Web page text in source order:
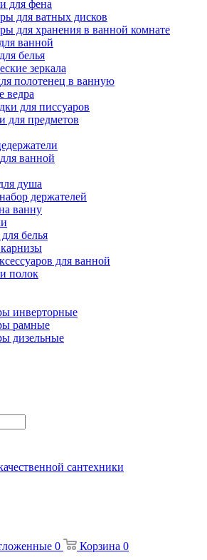
для фена
для ватных дисков
для хранения в ванной комнате
ванной
белья
зеркала
полотенец в ванную
ведра
для писсуаров
для предметов
ванной
душа
держателей
ванну
белья
для ванной
полок
инверторные
рамные
дизельные
0 Корзина 0